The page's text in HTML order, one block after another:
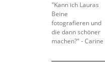
"Kann ich Lauras
Beine
fotografieren und
die dann schöner
machen?" - Carine